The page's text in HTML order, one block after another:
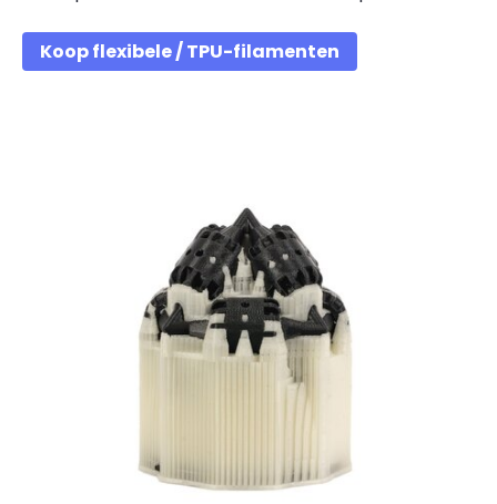
Koop flexibele / TPU-filamenten